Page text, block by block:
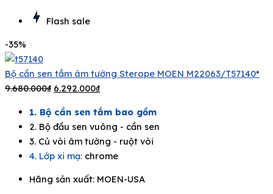
Flash sale
-35%
Bộ cần sen tắm âm tường Sterope MOEN M22063/T57140*
9.680.000₫ 6.292.000₫
1. Bộ cần sen tắm bao gồm
2. Bộ đầu sen vuông - cần sen
3. Củ vòi âm tường - ruột vòi
4. Lớp xi mạ: chrome
Hãng sản xuất: MOEN-USA